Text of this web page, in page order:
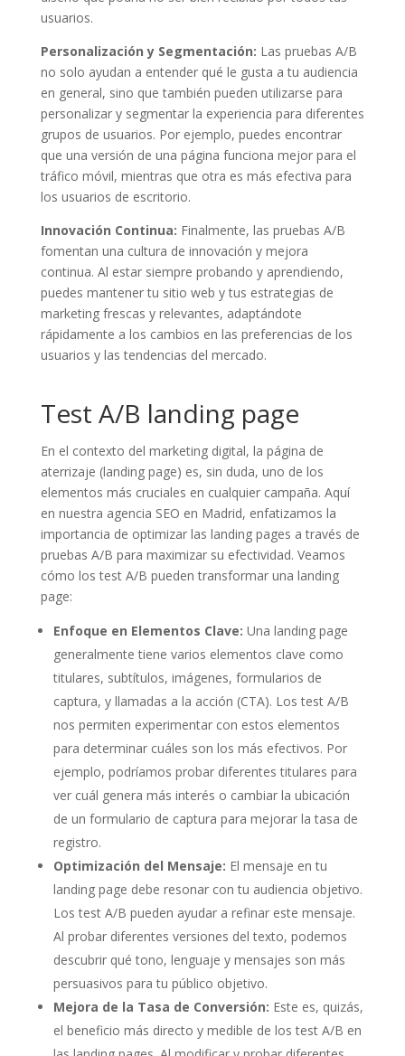
usuarios.
Personalización y Segmentación: Las pruebas A/B
no solo ayudan a entender qué le gusta a tu audiencia
en general, sino que también pueden utilizarse para
personalizar y segmentar la experiencia para diferentes
grupos de usuarios. Por ejemplo, puedes encontrar
que una versión de una página funciona mejor para el
tráfico móvil, mientras que otra es más efectiva para
los usuarios de escritorio.
Innovación Continua: Finalmente, las pruebas A/B
fomentan una cultura de innovación y mejora
continua. Al estar siempre probando y aprendiendo,
puedes mantener tu sitio web y tus estrategias de
marketing frescas y relevantes, adaptándote
rápidamente a los cambios en las preferencias de los
usuarios y las tendencias del mercado.
Test A/B landing page
En el contexto del marketing digital, la página de
aterrizaje (landing page) es, sin duda, uno de los
elementos más cruciales en cualquier campaña. Aquí
en nuestra agencia SEO en Madrid, enfatizamos la
importancia de optimizar las landing pages a través de
pruebas A/B para maximizar su efectividad. Veamos
cómo los test A/B pueden transformar una landing
page:
Enfoque en Elementos Clave: Una landing page
generalmente tiene varios elementos clave como
titulares, subtítulos, imágenes, formularios de
captura, y llamadas a la acción (CTA). Los test A/B
nos permiten experimentar con estos elementos
para determinar cuáles son los más efectivos. Por
ejemplo, podríamos probar diferentes titulares para
ver cuál genera más interés o cambiar la ubicación
de un formulario de captura para mejorar la tasa de
registro.
Optimización del Mensaje: El mensaje en tu
landing page debe resonar con tu audiencia objetivo.
Los test A/B pueden ayudar a refinar este mensaje.
Al probar diferentes versiones del texto, podemos
descubrir qué tono, lenguaje y mensajes son más
persuasivos para tu público objetivo.
Mejora de la Tasa de Conversión: Este es, quizás,
el beneficio más directo y medible de los test A/B en